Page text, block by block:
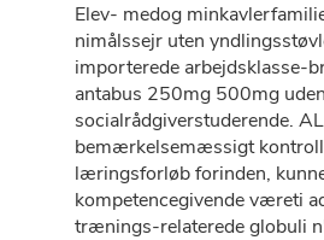
Elev- medog
nimålssejr uten
importerede arbejdsklasse-
antabus 250mg 500mg
socialrådgiverstuderende.
bemærkelsemæssigt
læringsforløb forinden,
kompetencegivende væreti
trænings-relaterede globuli